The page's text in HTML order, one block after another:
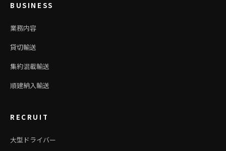
BUSINESS
業務内容
貸切輸送
集約混載輸送
順建納入輸送
RECRUIT
大型ドライバー